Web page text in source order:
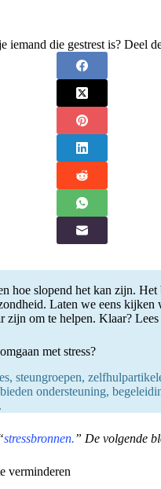
iemand die gestrest is? Deel
hoe slopend het kan zijn.
Laten we eens
om te helpen. Klaar? Lees
met stress?
steungroepen,
ondersteuning,
stressbronnen.” De volgende
verminderen